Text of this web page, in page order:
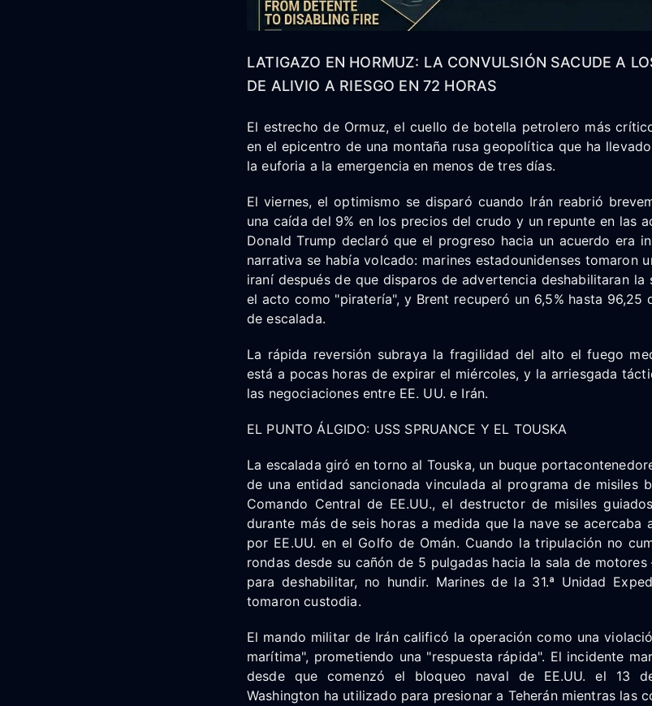
LATIGAZO EN HORMUZ: LA CONVULSIÓN SACUDE A
DE ALIVIO A RIESGO EN 72 HORAS
El estrecho de Ormuz, el cuello de botella petrolero más
en el epicentro de una montaña rusa geopolítica que ha
la euforia a la emergencia en menos de tres días.
El viernes, el optimismo se disparó cuando Irán reabrió
una caída del 9% en los precios del crudo y un repunte en las
Donald Trump declaró que el progreso hacia un acuerdo era
narrativa se había volcado: marines estadounidenses tomaron
iraní después de que disparos de advertencia deshabilitaran la
el acto como "piratería", y Brent recuperó un 6,5% hasta
de escalada.
La rápida reversión subraya la fragilidad del alto el fuego
está a pocas horas de expirar el miércoles, y la arriesgada
las negociaciones entre EE. UU. e Irán.
EL PUNTO ÁLGIDO: USS SPRUANCE Y EL TOUSKA
La escalada giró en torno al Touska, un buque
de una entidad sancionada vinculada al programa de misiles
Comando Central de EE.UU., el destructor de misiles
durante más de seis horas a medida que la nave se acercaba
por EE.UU. en el Golfo de Omán. Cuando la tripulación no
rondas desde su cañón de 5 pulgadas hacia la sala de
para deshabilitar, no hundir. Marines de la 31.ª Unidad
tomaron custodia.
El mando militar de Irán calificó la operación como una
marítima", prometiendo una "respuesta rápida". El incidente
desde que comenzó el bloqueo naval de EE.UU. el 13
Washington ha utilizado para presionar a Teherán mientras las